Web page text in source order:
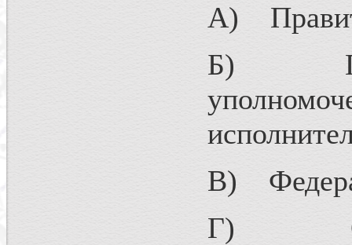
А)
Б)
В)
Г)